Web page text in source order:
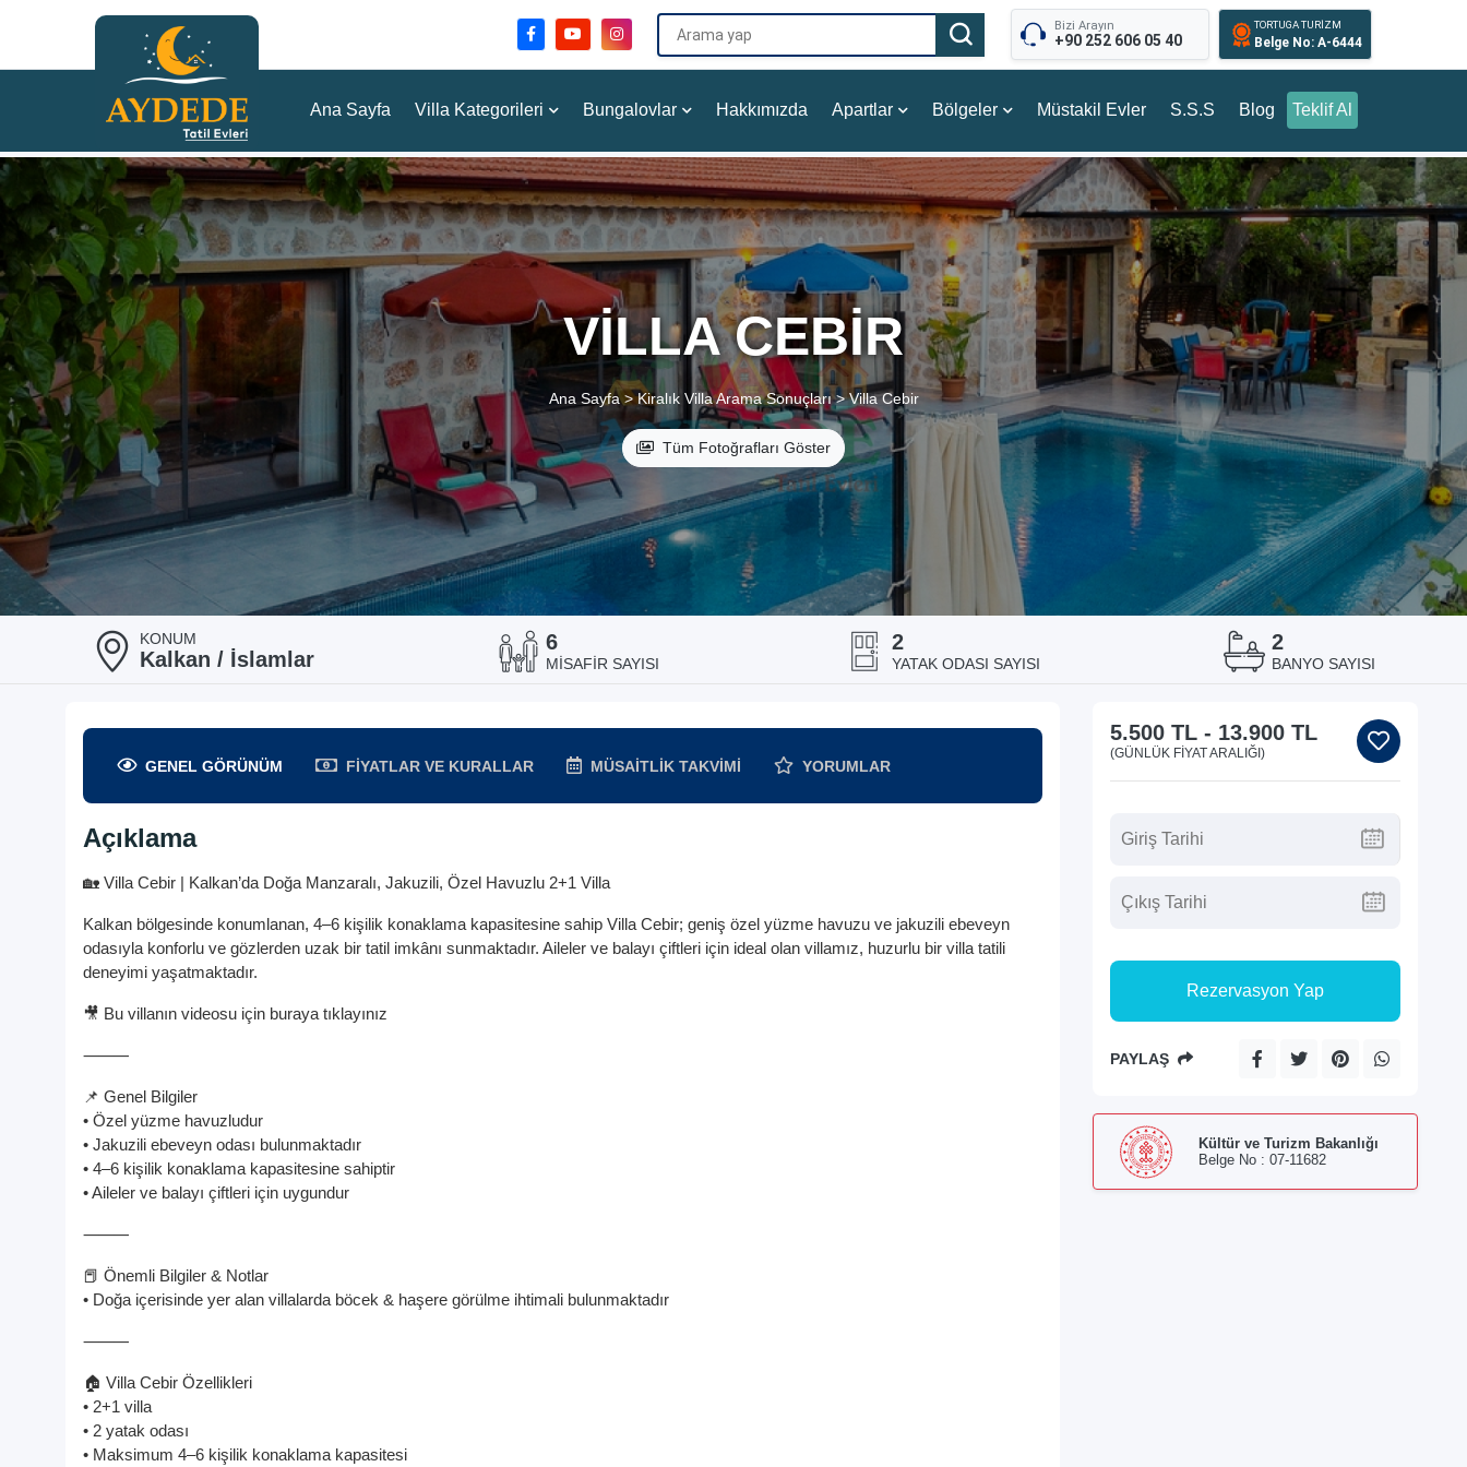
Bizi Arayın
+90 252 606 05 40
TORTUGA TURİZM
Belge No: A-6444
Ana Sayfa Villa Kategorileri Bungalovlar Hakkımızda Apartlar Bölgeler Müstakil Evler S.S.S Blog Teklif Al
VILLA CEBIR
Ana Sayfa > Kiralık Villa Arama Sonuçları > Villa Cebir
Tüm Fotoğrafları Göster
KONUM
Kalkan / İslamlar
6
MISAFIR SAYISI
2
YATAK ODASI SAYISI
2
BANYO SAYISI
GENEL GÖRÜNÜM FIYATLAR VE KURALLAR MÜSAITLIK TAKVIMI YORUMLAR
Açıklama
🏡 Villa Cebir | Kalkan’da Doğa Manzaralı, Jakuzili, Özel Havuzlu 2+1 Villa
Kalkan bölgesinde konumlanan, 4–6 kişilik konaklama kapasitesine sahip Villa Cebir; geniş özel yüzme havuzu ve jakuzili ebeveyn
odasıyla konforlu ve gözlerden uzak bir tatil imkânı sunmaktadır. Aileler ve balayı çiftleri için ideal olan villamız, huzurlu bir villa tatili
deneyimi yaşatmaktadır.
🎥 Bu villanın videosu için buraya tıklayınız
⸻
📌 Genel Bilgiler
• Özel yüzme havuzludur
• Jakuzili ebeveyn odası bulunmaktadır
• 4–6 kişilik konaklama kapasitesine sahiptir
• Aileler ve balayı çiftleri için uygundur
⸻
📕 Önemli Bilgiler & Notlar
• Doğa içerisinde yer alan villalarda böcek & haşere görülme ihtimali bulunmaktadır
⸻
🏠 Villa Cebir Özellikleri
• 2+1 villa
• 2 yatak odası
• Maksimum 4–6 kişilik konaklama kapasitesi
5.500 TL- 13.900 TL
(GÜNLÜK FIYAT ARALIĞI)
Rezervasyon Yap
PAYLAŞ
Kültür ve Turizm Bakanlığı
Belge No : 07-11682